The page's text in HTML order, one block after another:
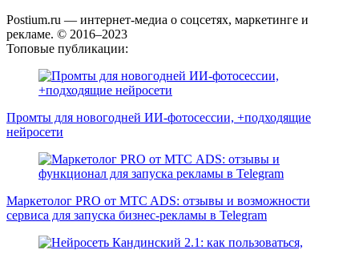
Postium.ru — интернет-медиа о соцсетях, маркетинге и
рекламе. © 2016–2023
Топовые публикации:
Промты для новогодней ИИ-фотосессии, +подходящие
нейросети
Маркетолог PRO от MTC ADS: отзывы и возможности
сервиса для запуска бизнес-рекламы в Telegram